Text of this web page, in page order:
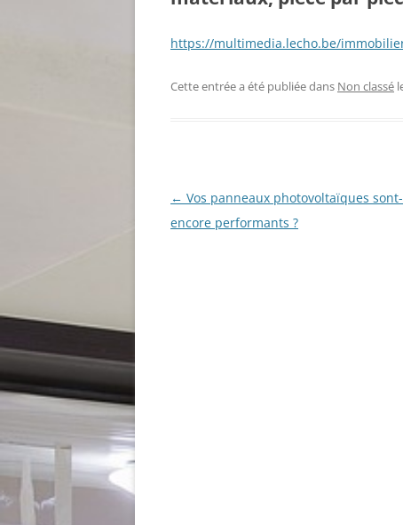
https://multimedia.lecho.be/
Cette entrée a été publiée dans Non classé
Navigation
des
← Vos panneaux photovoltaïques
encore performants ?